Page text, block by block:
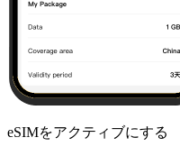
eSIMをアクティブにする